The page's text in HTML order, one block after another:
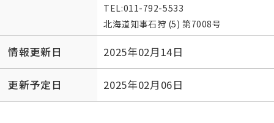
TEL:011-792-5533
北海道知事石狩 (5) 第7008号
情報更新日 2025年02月14日
更新予定日 2025年02月06日